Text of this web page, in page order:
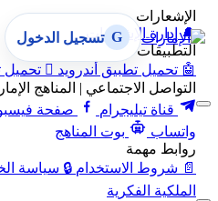
الإشعارات
🔔 إدارة الإشعارات
التطبيقات
🤖 تحميل تطبيق أندرويد  تحميل
التواصل الاجتماعي | المناهج
قناة تيليجرام
صفحة
واتساب
بوت المناهج
روابط مهمة
📄 شروط الاستخدام 🔒 سياسة
الملكية الفكرية
G تسجيل الدخول